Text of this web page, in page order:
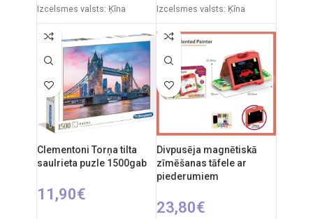
Izcelsmes valsts: Ķīna
55 cm
Produkta izmēri: 86 x 53 x 45
Izcelsmes valsts: Ķīna
Iepakojuma izmēri: 11 x 43 x
50 cm
Produkta izmēri: 30 x 49 x 67
Ieteicamais vecums: no 3
Clementoni Torņa tilta
saulrieta puzle 1500gab
11,90€
Divpusēja magnētiskā
zīmēšanas tāfele ar
piederumiem
23,80€